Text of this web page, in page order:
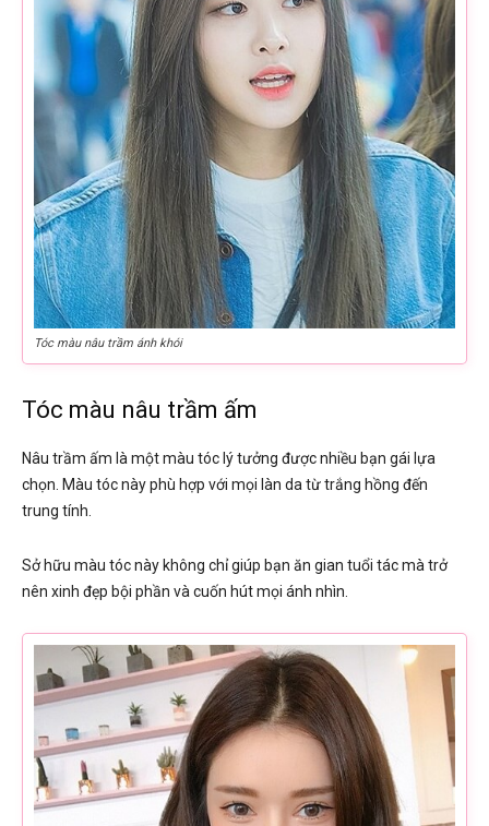
Tóc màu nâu trầm ánh khói
Tóc màu nâu trầm ấm
Nâu trầm ấm là một màu tóc lý tưởng được nhiều bạn gái lựa
chọn. Màu tóc này phù hợp với mọi làn da từ trắng hồng đến
trung tính.
Sở hữu màu tóc này không chỉ giúp bạn ăn gian tuổi tác mà trở
nên xinh đẹp bội phần và cuốn hút mọi ánh nhìn.